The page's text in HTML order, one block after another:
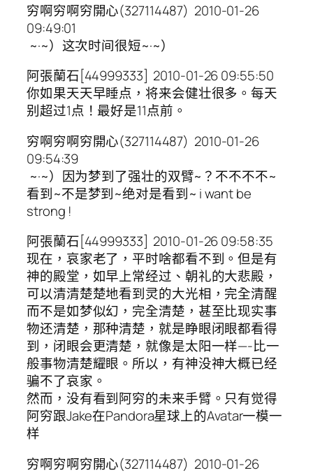
穷啊穷啊穷開心(327114487) 2010-01-26
09:49:01
~·~）这次时间很短~·~）
阿張蘭石[44999333] 2010-01-26 09:55:50
你如果天天早睡点，将来会健壮很多。每天
别超过1点！最好是11点前。
穷啊穷啊穷開心(327114487) 2010-01-26
09:54:39
~·~）因为梦到了强壮的双臂~？不不不不~
看到~不是梦到~绝对是看到~ i want be
strong !
阿張蘭石[44999333] 2010-01-26 09:58:35
现在，哀家老了，平时啥都看不到。但是有
神的殿堂，如早上常经过、朝礼的大悲殿，
可以清清楚楚地看到灵的大光相，完全清醒
而不是如梦似幻，完全清楚，甚至比现实事
物还清楚，那种清楚，就是睁眼闭眼都看得
到，闭眼会更清楚，就像是太阳一样—-比一
般事物清楚耀眼。所以，有神没神大概已经
骗不了哀家。
然而，没有看到阿穷的未来手臂。只有觉得
阿穷跟Jake在Pandora星球上的Avatar一模一
样
穷啊穷啊穷開心(327114487) 2010-01-26